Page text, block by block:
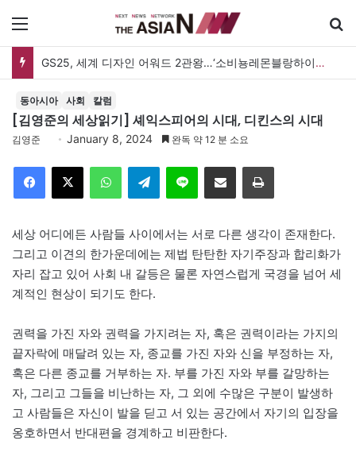
GS25, 세계 디자인 어워드 2관왕…‘소비뇽레몬블랑하이볼’ 디자인 경쟁력 인정
동아시아 사회 칼럼
[김영준의 세상읽기] 셰익스피어의 시대, 디킨스의 시대
김영준 January 8, 2024 완독 약 12 분 소요
Telegram 이메일
세상 어디에든 사람들 사이에서는 서로 다른 생각이 존재한다.
그리고 이견의 한가운데에는 제법 탄탄한 자기주장과 합리화가
자리 잡고 있어 사회 내 갈등은 물론 자연스럽게 국경을 넘어 세
계적인 현상이 되기도 한다.
권력을 가진 자와 권력을 가지려는 자, 혹은 권력이라는 가지의
끝자락에 매달려 있는 자, 종교를 가진 자와 신을 부정하는 자,
혹은 다른 종교를 거부하는 자. 부를 가진 자와 부를 갈망하는
자, 그리고 그들을 비난하는 자, 그 외에 수많은 구분이 발생하
고 사람들은 자신이 발을 딛고 서 있는 공간에서 자기의 입장을
옹호하면서 반대편을 경계하고 비판한다.